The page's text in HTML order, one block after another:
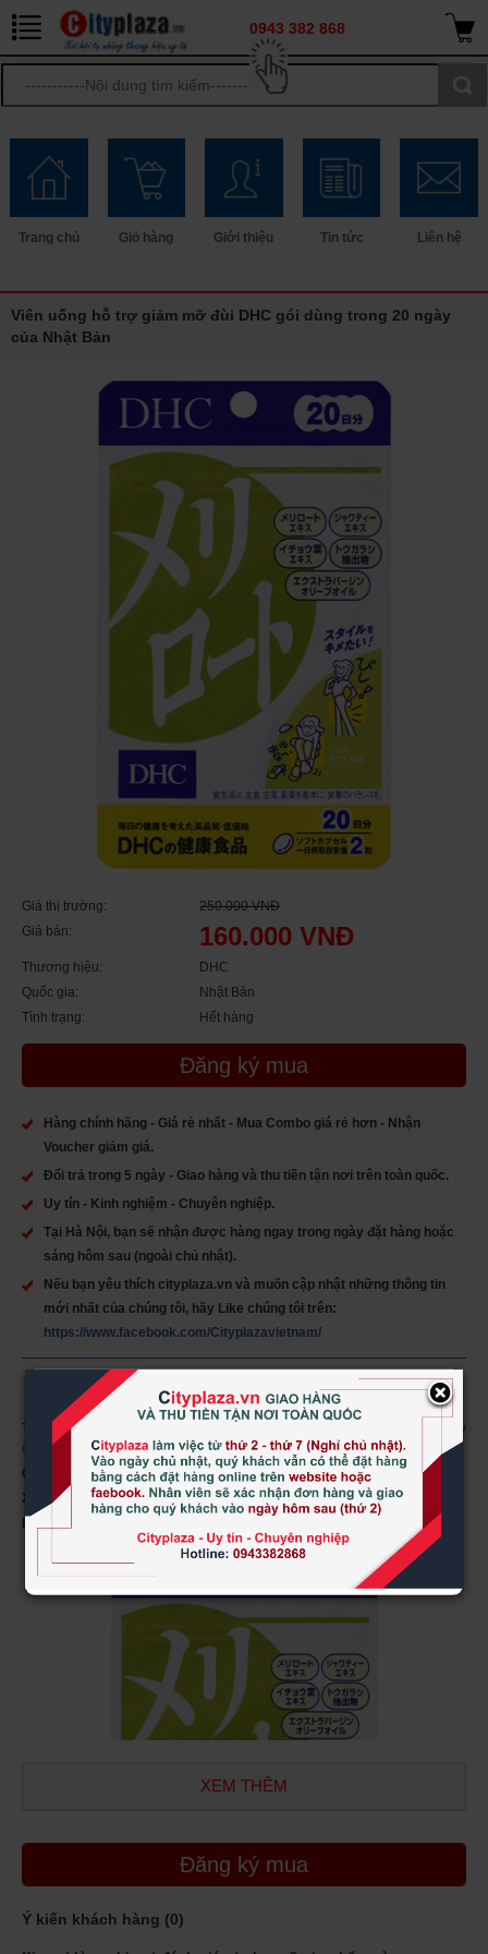
0943 382 868
Trang chủ Giỏ hàng Giới thiệu Tin tức Liên hệ
Viên uống hỗ trợ giảm mỡ đùi DHC gói dùng trong 20 ngày
của Nhật Bản
Giá thị trường:
250.000 VNĐ
Giá bán:
160.000 VNĐ
Thương hiệu:
DHC
Quốc gia:
Nhật Bản
Tình trạng:
Hết hàng
Đăng ký mua
Hàng chính hãng - Giá rẻ nhất - Mua Combo giá rẻ hơn - Nhận
Voucher giảm giá.
Đổi trả trong 5 ngày - Giao hàng và thu tiền tận nơi trên toàn quốc.
Uy tín - Kinh nghiệm - Chuyên nghiệp.
Tại Hà Nội, bạn sẽ nhận được hàng ngay trong ngày đặt hàng hoặc
sáng hôm sau (ngoài chủ nhật).
Nếu bạn yêu thích cityplaza.vn và muốn cập nhật những thông tin
mới nhất của chúng tôi, hãy Like chúng tôi trên:
https://www.facebook.com/Cityplazavietnam/
Tên sản phẩm:
Viên uống hỗ trợ giảm mỡ đùi DHC gói dùng trong 20 ngày
của Nhật Bản
Quy cách:
40 viên
Xuất xứ:
Nhập nguyên hộp từ Nhật Bản
Hãng sản xuất
XEM THÊM
Đăng ký mua
Ý kiến khách hàng (0)
×